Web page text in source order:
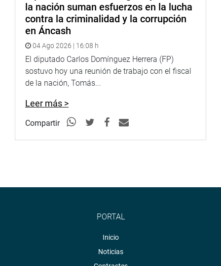
la nación suman esfuerzos en la lucha
contra la criminalidad y la corrupción
en Áncash
04 Ago 2026 | 16:08 h
El diputado Carlos Domínguez Herrera (FP)
sostuvo hoy una reunión de trabajo con el fiscal
de la nación, Tomás...
Leer más >
Compartir
PORTAL
Inicio
Noticias